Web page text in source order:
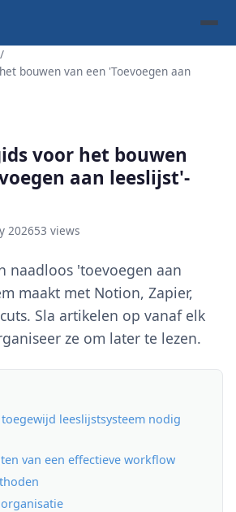
bouwen van een 'Toevoegen aan
voor het bouwen
aan leeslijst'-
202653 views
naadloos 'toevoegen aan
maakt met Notion, Zapier,
Sla artikelen op vanaf elk
ze om later te lezen.
leeslijstsysteem nodig
van een effectieve workflow